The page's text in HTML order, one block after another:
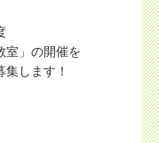
室」の開催を
します！